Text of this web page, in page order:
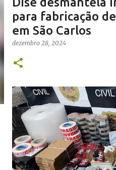
para fabricação
em São Carlos
dezembro 28, 2024